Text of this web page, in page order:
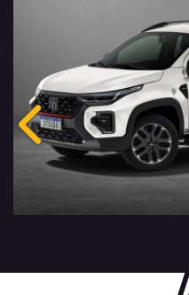
Anterior